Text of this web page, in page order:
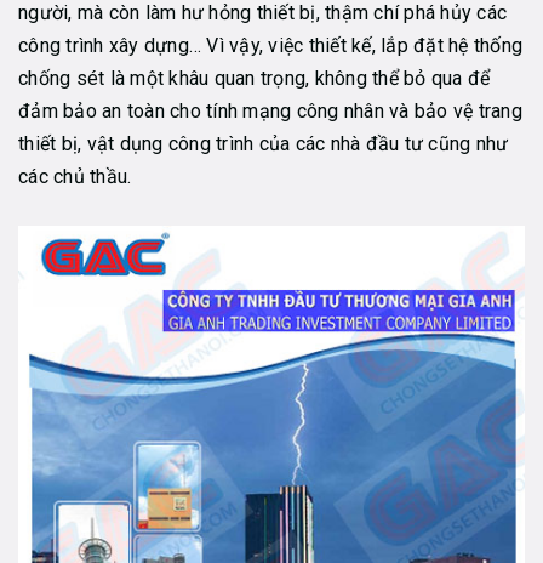
người, mà còn làm hư hỏng thiết bị, thậm chí phá hủy các
công trình xây dựng… Vì vậy, việc thiết kế, lắp đặt hệ thống
chống sét là một khâu quan trọng, không thể bỏ qua để
đảm bảo an toàn cho tính mạng công nhân và bảo vệ trang
thiết bị, vật dụng công trình của các nhà đầu tư cũng như
các chủ thầu.